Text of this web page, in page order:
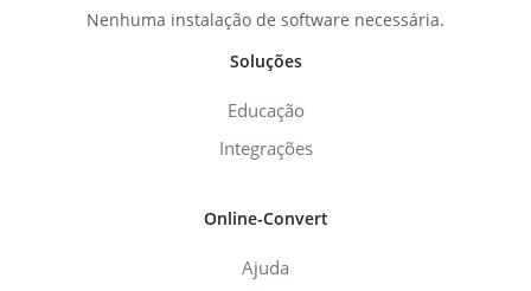
Nenhuma instalação de software necessária.
Soluções
Educação
Integrações
Online-Convert
Ajuda